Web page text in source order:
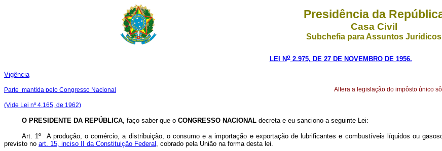
Presidência da
Casa Civil
Subchefia para Assuntos Jurídicos
LEI No2.975, DE 27 DE NOVEMBRO DE 1956.
Vigência
Parte mantida pelo Congresso Nacional
(Vide Lei nº 4.165, de 1962)
Altera a legislação do impôsto único
O PRESIDENTE DA REPÚBLICA, faço saber que o CONGRESSO NACIONAL decreta e eu sanciono a seguinte Lei:
Art. 1º A produção, o comércio, a distribuição, o consumo e a importação e exportação de lubrificantes e combustíveis líquidos ou
previsto no art. 15, inciso II da Constituição Federal , cobrado pela União na forma desta lei.